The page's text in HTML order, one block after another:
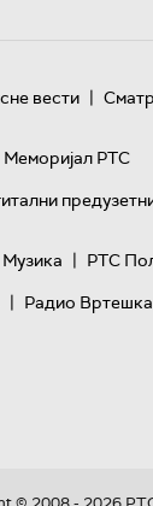
вести |
Меморијал РТС
| РТС
| Радио Вртешка